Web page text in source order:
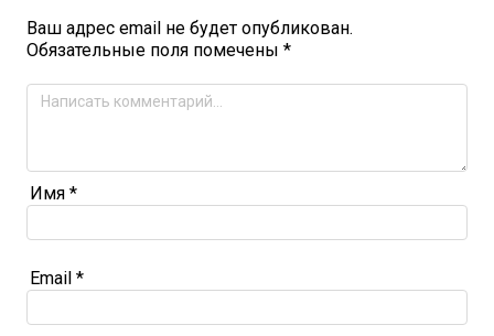
Ваш адрес email не будет опубликован.
Обязательные поля помечены *
Имя *
Email *